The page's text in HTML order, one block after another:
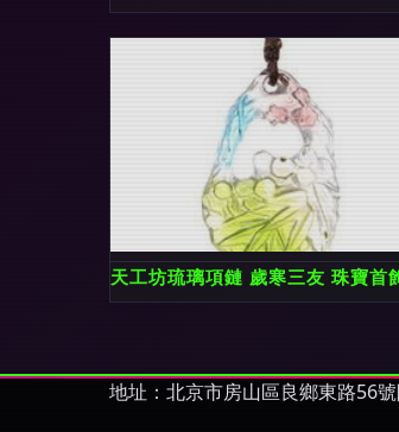
天工坊琉璃項鏈 歲寒三友 珠寶首
地址：北京市房山區良鄉東路56